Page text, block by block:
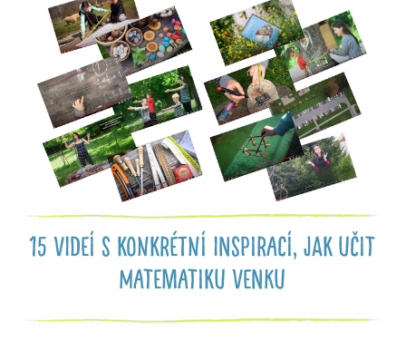
15 videí s konkrétní inspirací, jak učit
matematiku venku